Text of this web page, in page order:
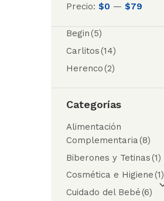
Precio: $0 — $79
Begin(5)
Carlitos(14)
Herenco(2)
Categorías
Alimentación
Complementaria(8)
Biberones y Tetinas(1)
Cosmética e Higiene(1)
Cuidado del Bebé(6)